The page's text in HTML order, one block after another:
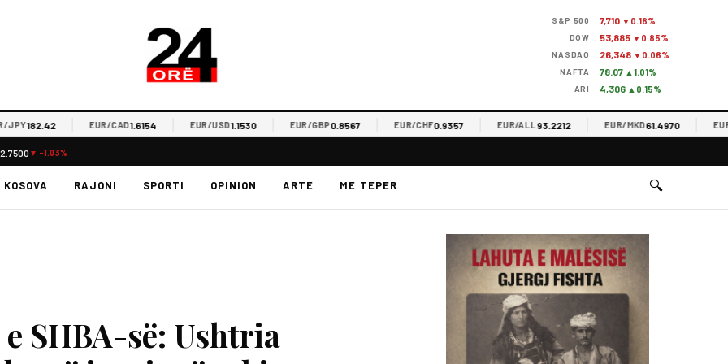
S&P 500 7,710 ▼0.18%
DOW 53,885 ▼0.85%
NASDAQ 26,348 ▼0.06%
NAFTA 78.07 ▲1.01%
ARI 4,306 ▲0.15%
182.42 EUR/CAD1.6154 EUR/USD1.1530 EUR/GBP0.8567 EUR/CHF0.9357 EUR/ALL93.2212 EUR/MKD61.4970 EUR/
▼ -1.03%
KOSOVA RAJONI SPORTI OPINION ARTE ME TEPER 🔍
SHBA-së: Ushtria